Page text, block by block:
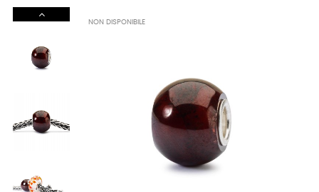
NON DISPONIBILE